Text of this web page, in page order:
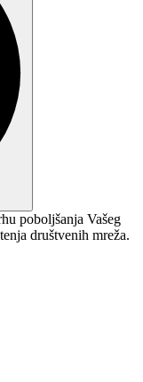
poboljšanja Vašeg
društvenih mreža.